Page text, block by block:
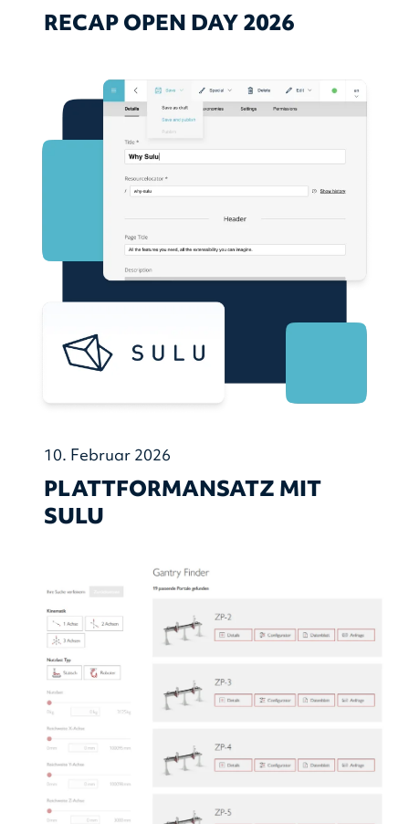
RECAP OPEN DAY 2026
10. Februar 2026
PLATTFORMANSATZ MIT
SULU